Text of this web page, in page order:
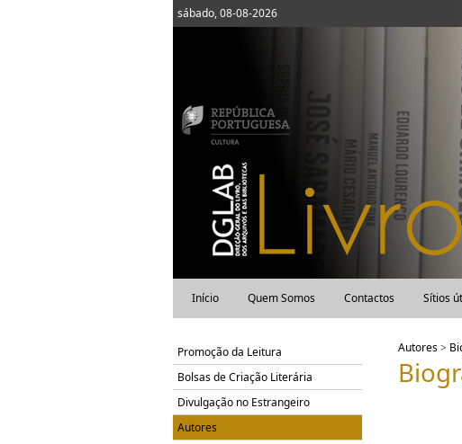
sábado, 08-08-2026
Início Quem Somos Contactos Sítios
Promoção da Leitura
Bolsas de Criação Literária
Divulgação no Estrangeiro
Autores
Autores>